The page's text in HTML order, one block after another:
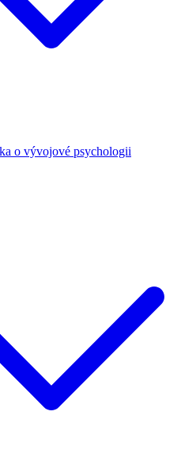
o vývojové psychologii